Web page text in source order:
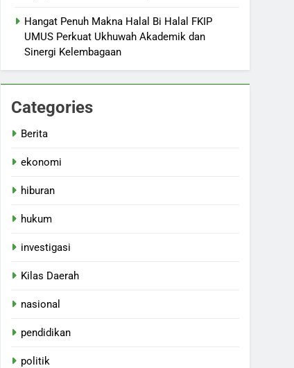
Hangat Penuh Makna Halal Bi Halal FKIP
UMUS Perkuat Ukhuwah Akademik dan
Sinergi Kelembagaan
Categories
Berita
ekonomi
hiburan
hukum
investigasi
Kilas Daerah
nasional
pendidikan
politik